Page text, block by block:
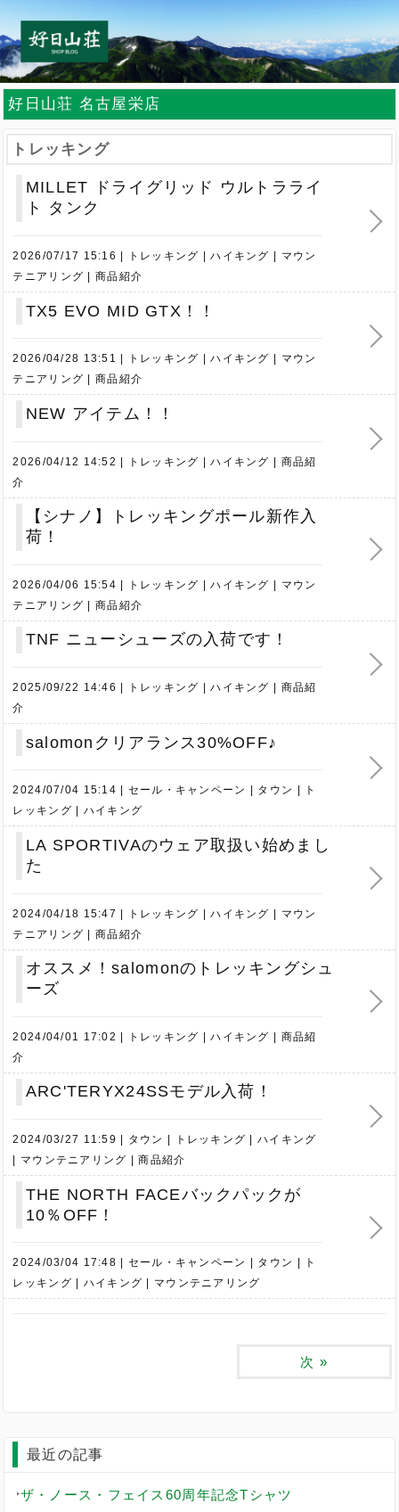
好日山荘 名古屋栄店
トレッキング
MILLET ドライグリッド ウルトラライ
ト タンク
2026/07/17 15:16 トレッキング ハイキング
マウン
テニアリング
商品紹介
TX5 EVO MID GTX！！
2026/04/28 13:51 トレッキング ハイキング
マウン
テニアリング
商品紹介
NEW アイテム！！
2026/04/12 14:52 トレッキング ハイキング
商品紹
介
【シナノ】トレッキングポール新作入
荷！
2026/04/06 15:54 トレッキング ハイキング
マウン
テニアリング
商品紹介
TNF ニューシューズの入荷です！
2025/09/22 14:46 トレッキング ハイキング
商品紹
介
salomonクリアランス30%OFF♪
2024/07/04 15:14 セール・キャンペーン タウン
ト
レッキング
ハイキング
LA SPORTIVAのウェア取扱い始めまし
た
2024/04/18 15:47 トレッキング ハイキング
マウン
テニアリング
商品紹介
オススメ！salomonのトレッキングシュ
ーズ
2024/04/01 17:02 トレッキング ハイキング
商品紹
介
ARC'TERYX24SSモデル入荷！
2024/03/27 11:59 タウン トレッキング
ハイキング
マウンテニアリング
商品紹介
THE NORTH FACEバックパックが
10％OFF！
2024/03/04 17:48 セール・キャンペーン タウン
ト
レッキング
ハイキング マウンテニアリング
次 »
最近の記事
ザ・ノース・フェイス60周年記念Tシャツ